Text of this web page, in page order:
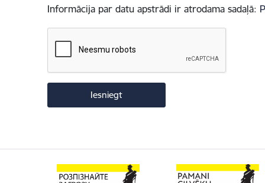
Informācija par datu apstrādi ir atrodama sadaļā: